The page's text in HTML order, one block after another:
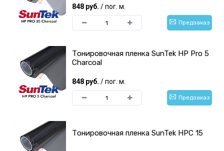
848 руб. / пог. м.
Предзаказ
Тонировочная пленка SunTek HP Pro 5
Charcoal
848 руб. / пог. м.
Предзаказ
Тонировочная пленка SunTek HPC 15